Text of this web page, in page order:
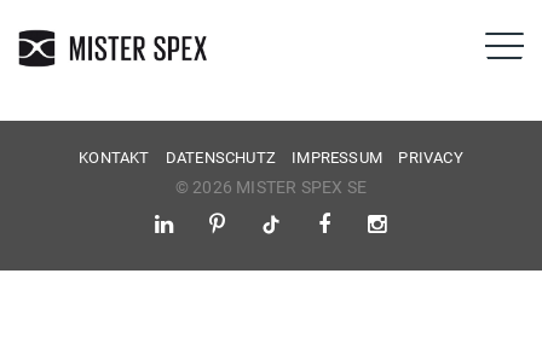
KONTAKT DATENSCHUTZ IMPRESSUM PRIVACY
© 2026 MISTER SPEX SE